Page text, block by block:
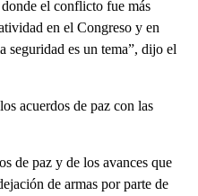
el conflicto fue más
en el Congreso y en
seguridad es un tema”, dijo el
acuerdos de paz con las
de paz y de los avances que
de armas por parte de